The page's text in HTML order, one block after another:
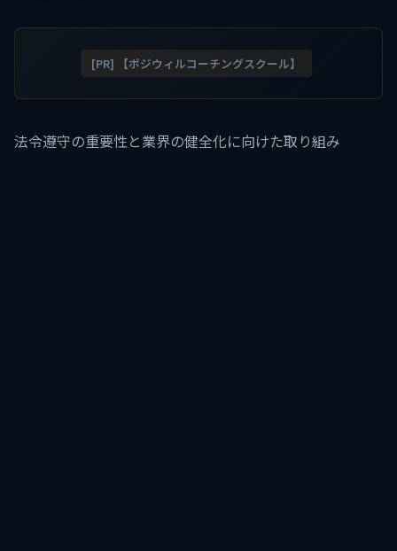
[PR] 【ポジウィルコーチングスクール】
法令遵守の重要性と業界の健全化に向けた取り組み